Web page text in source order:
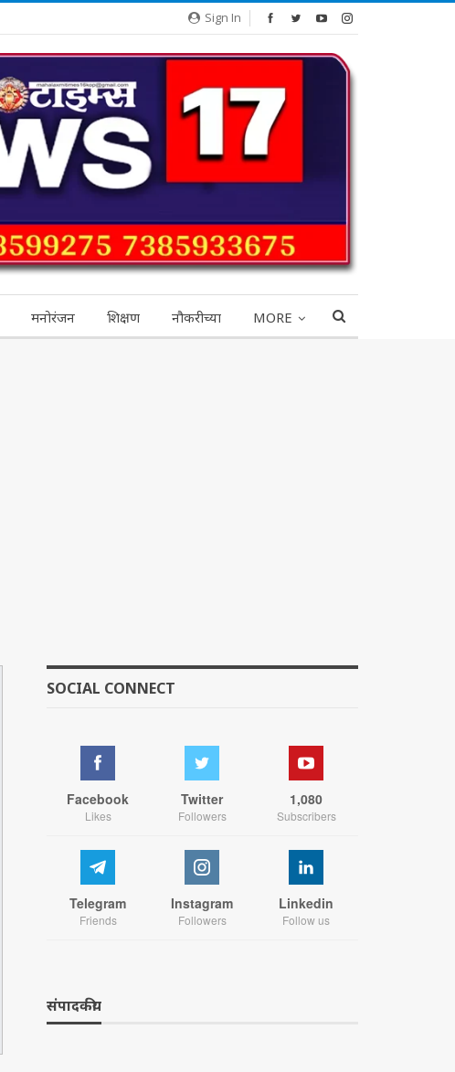
Sign In
मनोरंजन शिक्षण नौकरीच्या MORE
SOCIAL CONNECT
Facebook
Likes
Twitter
Followers
1,080
Subscribers
Telegram
Friends
Instagram
Followers
Linkedin
Follow us
संपादकीय